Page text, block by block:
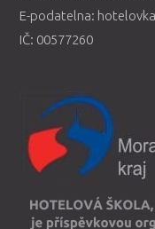
E-podatelna:
IČ: 00577260